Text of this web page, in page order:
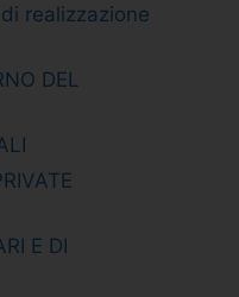
realizzazione
DEL
E DI